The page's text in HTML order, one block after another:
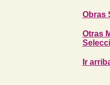
Obras
Otras
Ir